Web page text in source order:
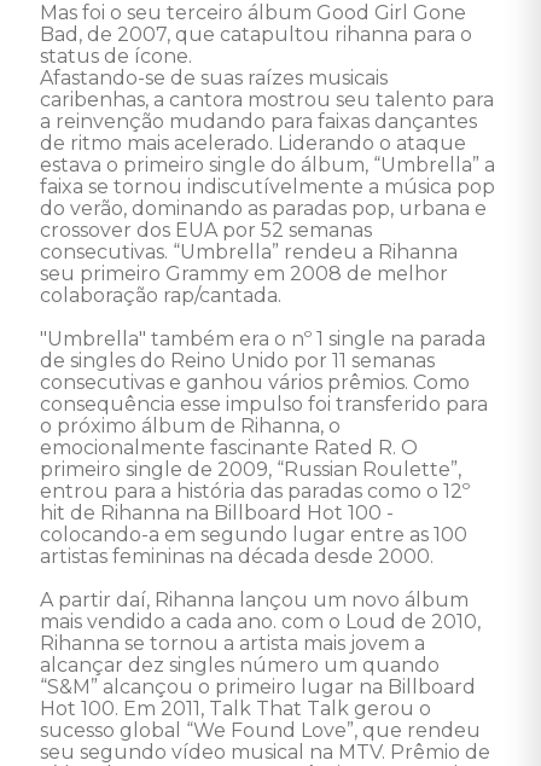
Mas foi o seu terceiro álbum Good Girl Gone
Bad, de 2007, que catapultou rihanna para o
status de ícone.
Afastando-se de suas raízes musicais
caribenhas, a cantora mostrou seu talento para
a reinvenção mudando para faixas dançantes
de ritmo mais acelerado. Liderando o ataque
estava o primeiro single do álbum, “Umbrella” a
faixa se tornou indiscutívelmente a música pop
do verão, dominando as paradas pop, urbana e
crossover dos EUA por 52 semanas
consecutivas. “Umbrella” rendeu a Rihanna
seu primeiro Grammy em 2008 de melhor
colaboração rap/cantada.
"Umbrella" também era o nº 1 single na parada
de singles do Reino Unido por 11 semanas
consecutivas e ganhou vários prêmios. Como
consequência esse impulso foi transferido para
o próximo álbum de Rihanna, o
emocionalmente fascinante Rated R. O
primeiro single de 2009, “Russian Roulette”,
entrou para a história das paradas como o 12º
hit de Rihanna na Billboard Hot 100 -
colocando-a em segundo lugar entre as 100
artistas femininas na década desde 2000.
A partir daí, Rihanna lançou um novo álbum
mais vendido a cada ano. com o Loud de 2010,
Rihanna se tornou a artista mais jovem a
alcançar dez singles número um quando
“S&M” alcançou o primeiro lugar na Billboard
Hot 100. Em 2011, Talk That Talk gerou o
sucesso global “We Found Love”, que rendeu
seu segundo vídeo musical na MTV. Prêmio de